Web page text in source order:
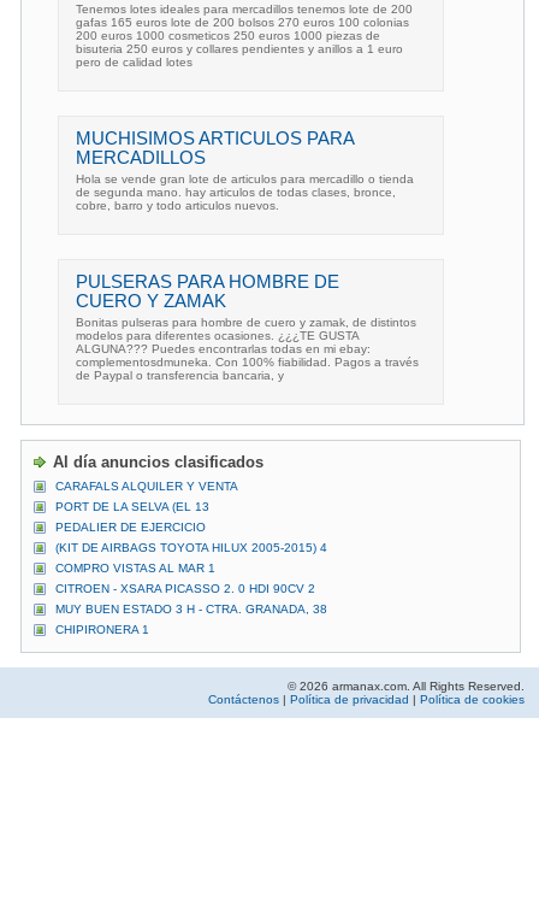
Tenemos lotes ideales para mercadillos tenemos lote de 200
gafas 165 euros lote de 200 bolsos 270 euros 100 colonias
200 euros 1000 cosmeticos 250 euros 1000 piezas de
bisuteria 250 euros y collares pendientes y anillos a 1 euro
pero de calidad lotes
MUCHISIMOS ARTICULOS PARA
MERCADILLOS
Hola se vende gran lote de articulos para mercadillo o tienda
de segunda mano. hay articulos de todas clases, bronce,
cobre, barro y todo articulos nuevos.
PULSERAS PARA HOMBRE DE
CUERO Y ZAMAK
Bonitas pulseras para hombre de cuero y zamak, de distintos
modelos para diferentes ocasiones. ¿¿¿TE GUSTA
ALGUNA??? Puedes encontrarlas todas en mi ebay:
complementosdmuneka. Con 100% fiabilidad. Pagos a través
de Paypal o transferencia bancaria, y
Al día anuncios clasificados
CARAFALS ALQUILER Y VENTA
PORT DE LA SELVA (EL 13
PEDALIER DE EJERCICIO
(KIT DE AIRBAGS TOYOTA HILUX 2005-2015) 4
COMPRO VISTAS AL MAR 1
CITROEN - XSARA PICASSO 2. 0 HDI 90CV 2
MUY BUEN ESTADO 3 H - CTRA. GRANADA, 38
CHIPIRONERA 1
© 2026 armanax.com. All Rights Reserved.
Contáctenos | Política de privacidad | Política de cookies